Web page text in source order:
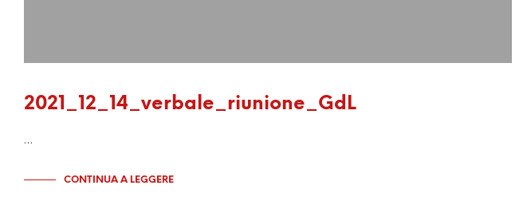
2021_12_14_verbale_riunione_GdL
…
CONTINUA A LEGGERE